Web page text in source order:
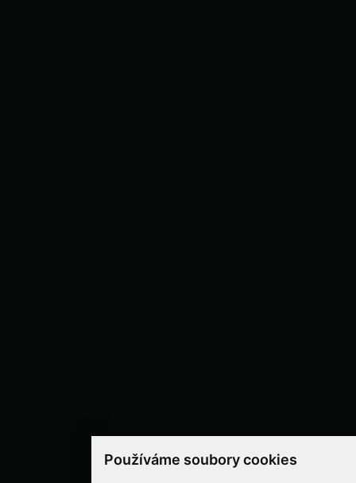
Používáme soubory cookies